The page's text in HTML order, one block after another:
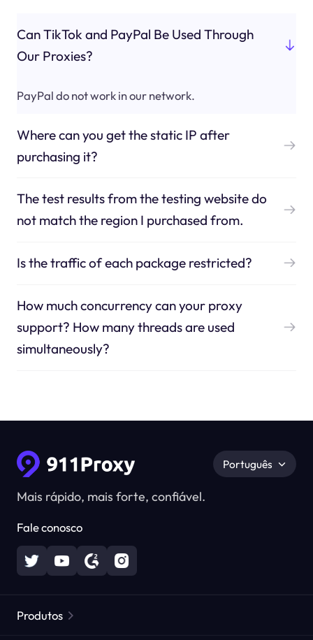
Can TikTok and PayPal Be Used Through
Our Proxies?
PayPal do not work in our network.
Where can you get the static IP after
purchasing it?
The test results from the testing website do
not match the region I purchased from.
Is the traffic of each package restricted?
How much concurrency can your proxy
support? How many threads are used
simultaneously?
Mais rápido, mais forte, confiável.
Fale conosco
Português
Produtos